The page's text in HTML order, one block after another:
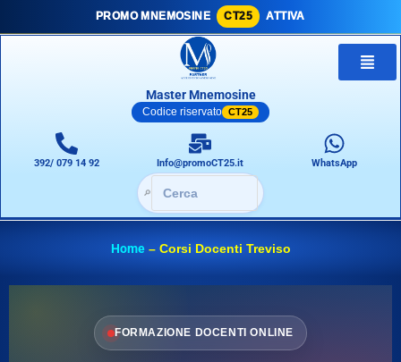
PROMO MNEMOSINE CT25 ATTIVA
Master Mnemosine
Codice riservato CT25
392/ 079 14 92 Info@promoCT25.it WhatsApp
🔎
Home– Corsi Docenti Treviso
FORMAZIONE DOCENTI ONLINE